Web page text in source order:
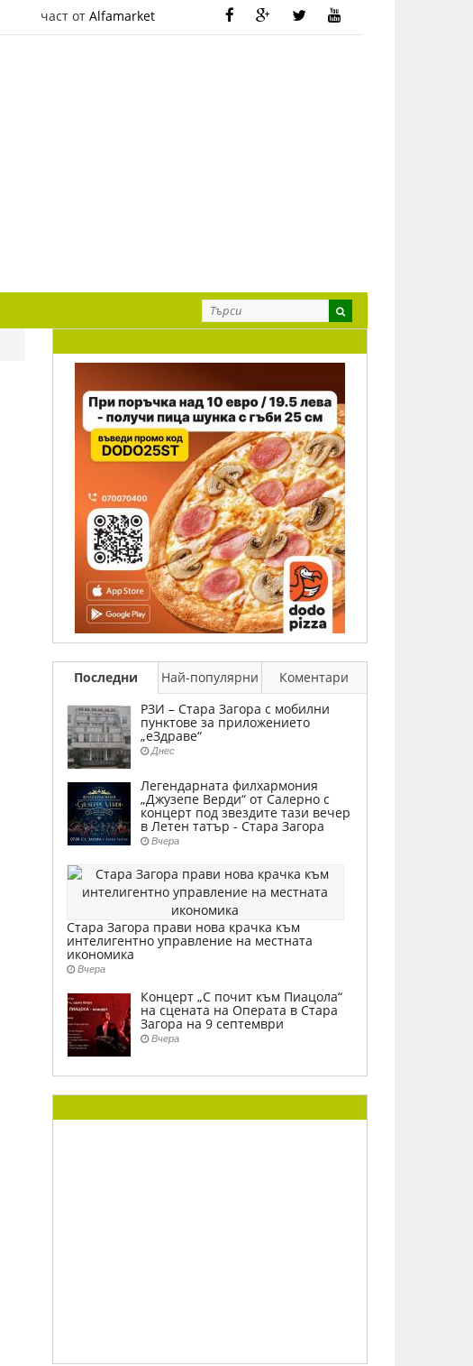
част от Alfamarket
Последни Най-популярни
Коментари
РЗИ – Стара Загора с мобилни
пунктове за приложението
„еЗдраве“
Днес
Легендарната филхармония
„Джузепе Верди“ от Салерно с
концерт под звездите тази вечер
в Летен татър - Стара Загора
Вчера
Стара Загора прави нова крачка към
интелигентно управление на местната
икономика
Вчера
Концерт „С почит към Пиацола“
на сцената на Операта в Стара
Загора на 9 септември
Вчера